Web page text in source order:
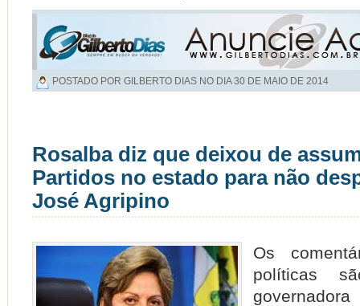
POSTADO POR GILBERTO DIAS NO DIA30 DE MAIO DE 2014
Rosalba diz que deixou de
Partidos no estado para não
José Agripino
Os
políticas